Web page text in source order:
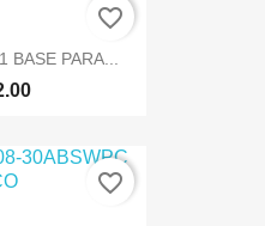
PARA...
favorite_border
favorite_border